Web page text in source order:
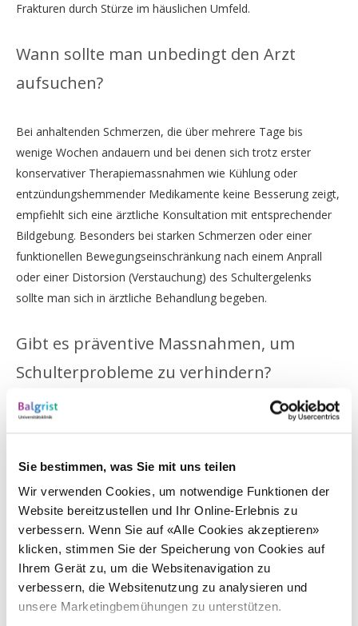
Sie bestimmen, was Sie mit uns teilen
Wir verwenden Cookies, um notwendige Funktionen der
Website bereitzustellen und Ihr Online-Erlebnis zu
verbessern. Wenn Sie auf «Alle Cookies akzeptieren»
klicken, stimmen Sie der Speicherung von Cookies auf
Ihrem Gerät zu, um die Websitenavigation zu
verbessern, die Websitenutzung zu analysieren und
unsere Marketingbemühungen zu unterstützen.
Frakturen durch Stürze im häuslichen Umfeld.
Wann sollte man unbedingt den Arzt
aufsuchen?
Bei anhaltenden Schmerzen, die über mehrere Tage bis
wenige Wochen andauern und bei denen sich trotz erster
konservativer Therapiemassnahmen wie Kühlung oder
entzündungshemmender Medikamente keine Besserung zeigt,
empfiehlt sich eine ärztliche Konsultation mit entsprechender
Bildgebung. Besonders bei starken Schmerzen oder einer
funktionellen Bewegungseinschränkung nach einem Anprall
oder einer Distorsion (Verstauchung) des Schultergelenks
sollte man sich in ärztliche Behandlung begeben.
Gibt es präventive Massnahmen, um
Schulterprobleme zu verhindern?
Eine starke muskuläre Stabilisierung unterstützt und schützt
angeleitetes Krafttraining eine wirkungsvolle Massnahme ist
und helfen kann, die Schulter langfristig gesund zu erhalten.
Was genau ist eine Werferschulter und wie
entsteht sie?
Die «Werferschulter» beziehungsweise «Schulter des